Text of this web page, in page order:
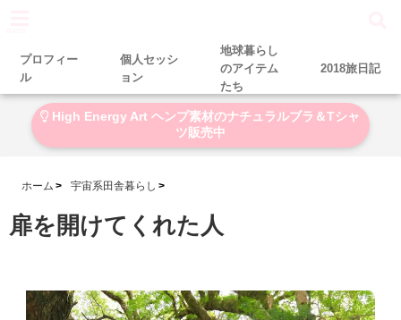
プロフィー
ル
個人セッシ
ョン
地球暮らし
のアイテム
たち
2018旅日記
High Energy Art ヘンプ素材のナチュラルブラ＆Tシャ
ツ販売中
ホーム 宇宙系田舎暮らし
扉を開けてくれた人